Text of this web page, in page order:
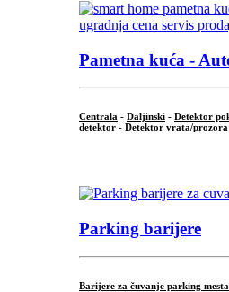
Pametna kuća -
Centrala - Daljinski - Detektor
detektor - Detektor vrata/prozora
Parking barijere
Barijere za čuvanje parking mesta